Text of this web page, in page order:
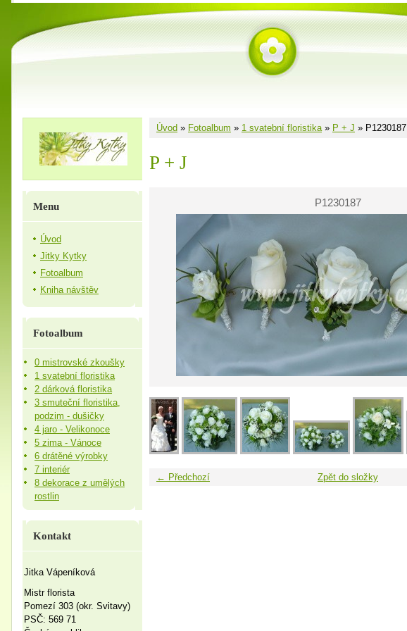
Úvod » Fotoalbum » 1 svatební floristika» P + J » P1230187
P + J
P1230187
← Předchozí Zpět do složky
Menu
Úvod
Jitky Kytky
Fotoalbum
Kniha návštěv
Fotoalbum
0 mistrovské zkoušky
1 svatební floristika
2 dárková floristika
3 smuteční floristika,
podzim - dušičky
4 jaro - Velikonoce
5 zima - Vánoce
6 drátěné výrobky
7 interiér
8 dekorace z umělých
rostlin
Kontakt
Jitka Vápeníková
Mistr florista
Pomezí 303 (okr. Svitavy)
PSČ: 569 71